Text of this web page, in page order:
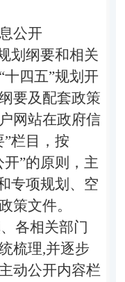
公开
划纲要和相关
“十四五”规划开
要及配套政策
网站在政府信
”栏目，按
开”的原则，主
专项规划、空
策文件。
各相关部门
梳理,并逐步
动公开内容栏